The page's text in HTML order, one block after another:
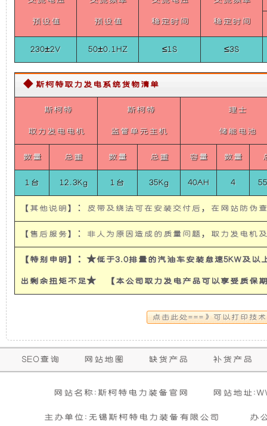
所
的
超
音
发
一
个
使
电
机
音
Brave
Warrior
CTL
预设值 预设值 稳定时间 稳定时间
230±2V 50±0.1HZ ≤1S ≤3S
◆ 斯柯特取力发电系统货物清单
斯柯特
取力发电电机
斯柯特
监管单元主机
理士
储能电池
数量 总重 数量 总重 容量 数量
1台 12.3Kg 1台 35Kg 40AH 4
【其他说明】：皮带及绕法可在安装交付后，在网站防
【售后服务】：非人为原因造成的质量问题，取力发电机
【特别申明】：★低于3.0排量的汽油车安装怠速5KW及
出剩余扭矩不足★ 【本公司取力发电产品可以享受质保
购买本公司产品达到规定金额可获增三滤
活动时间 : 从2026年01月01日 0点0分 2026年12月
零担运输（运费到付）
所需时间 : 3-4 天 [ 国内 ]
修
SEO查询 网站地图 缺货产品 补货产品
网站名称:斯柯特电力装备官网 网站地址
主办单位:无锡斯柯特电力装备有限公司 办